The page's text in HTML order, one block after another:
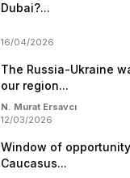
Dubai?...
16/04/2026
The Russia-Ukraine
our region...
N. Murat Ersavcı
12/03/2026
Window of
Caucasus...